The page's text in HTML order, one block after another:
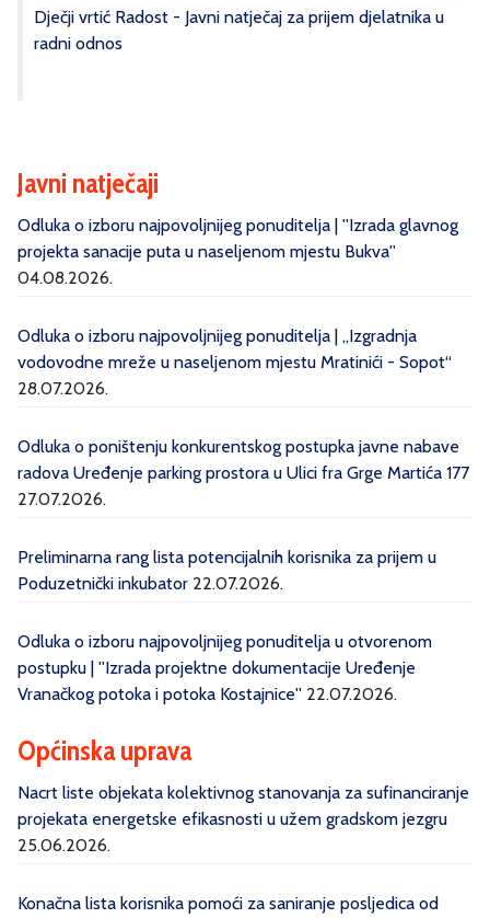
Dječji vrtić Radost - Javni natječaj za prijem djelatnika u
radni odnos
Javni natječaji
Odluka o izboru najpovoljnijeg ponuditelja | ''Izrada glavnog
projekta sanacije puta u naseljenom mjestu Bukva''
04.08.2026.
Odluka o izboru najpovoljnijeg ponuditelja | „Izgradnja
vodovodne mreže u naseljenom mjestu Mratinići - Sopot“
28.07.2026.
Odluka o poništenju konkurentskog postupka javne nabave
radova Uređenje parking prostora u Ulici fra Grge Martića 177
27.07.2026.
Preliminarna rang lista potencijalnih korisnika za prijem u
Poduzetnički inkubator 22.07.2026.
Odluka o izboru najpovoljnijeg ponuditelja u otvorenom
postupku | ''Izrada projektne dokumentacije Uređenje
Vranačkog potoka i potoka Kostajnice'' 22.07.2026.
Općinska uprava
Nacrt liste objekata kolektivnog stanovanja za sufinanciranje
projekata energetske efikasnosti u užem gradskom jezgru
25.06.2026.
Konačna lista korisnika pomoći za saniranje posljedica od